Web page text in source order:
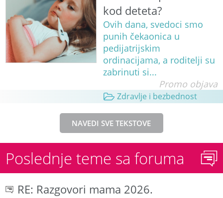
kod deteta?
Ovih dana, svedoci smo
punih čekaonica u
pedijatrijskim
ordinacijama, a roditelji su
zabrinuti si...
Promo objava
Zdravlje i bezbednost
NAVEDI SVE TEKSTOVE
Poslednje teme sa foruma
RE: Razgovori mama 2026.